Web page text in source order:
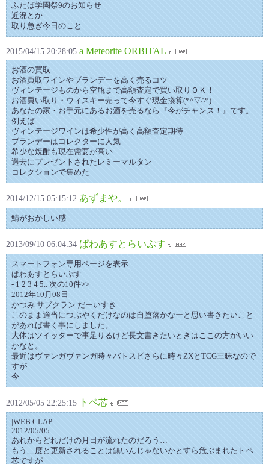
ふたば学園祭9のお知らせ
近況とか
取り急ぎ今日のこと
2015/04/15 20:28:05 a Meteorite ORBITAL
お酒の買取
お酒買取ワインやブランデーを高く売るコツ
ヴィンテージものから空瓶まで高額査定で買い取りＯＫ！
お酒買い取り・ウィスキー売って今すぐ現金換算(*^▽^*)
あなたの家・お手元にあるお酒を売るなら『今がチャンス！』です。
例えば
ヴィンテージワインは希少性が高く高額査定期待
ブランデーはコレクターに人気
希少な焼酎も現在需要が高い
過去にプレゼントされたレミーマルタン
コレクションで集めた
2014/12/15 05:15:12 あずまや。
鯖がおかしい感
2013/09/10 06:04:34 ぱわあすとらいぷす
スマートフォン専用ページを表示
ぱわあすとらいぷす
- 1 2 3 4 5.. 次の10件>>
2012年10月08日
かつみ サブクラン だーいすき
このまま適当につぶやくだけなのは自堕落かなーと思い書きたいこと
があれば書く事にしました。
大体はツイッターで事足りるけど長文書きたいときはここの方がいい
かなと。
最近はヴァンガヴァンガ時々バトスピさらに時々ZXとTCG三昧なので
すが
今
2012/05/05 22:25:15 トペ芯
|WEB CLAP|
2012/05/05
あれからどれだけの月日が流れたのだろう…
もう二度と更新されることは無いんじゃないかとすら危ぶまれたトペ
芯ですが